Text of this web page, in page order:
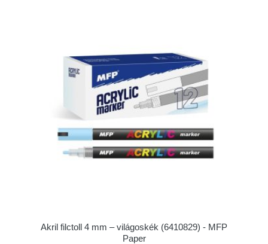
Akril filctoll 4 mm – világoskék (6410829) - MFP
Paper